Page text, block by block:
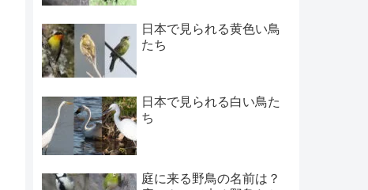
日本で見られる黄色い鳥
たち
日本で見られる白い鳥た
ち
庭に来る野鳥の名前は？